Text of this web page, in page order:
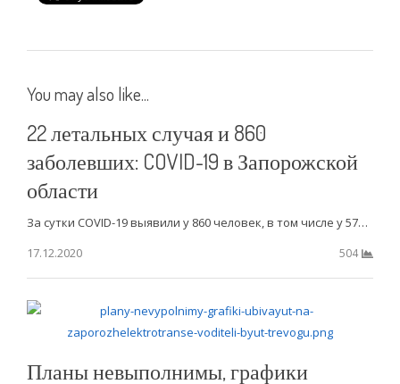
You may also like...
22 летальных случая и 860
заболевших: COVID-19 в Запорожской
области
За сутки COVID-19 выявили у 860 человек, в том числе у 57…
17.12.2020
504
Планы невыполнимы, графики